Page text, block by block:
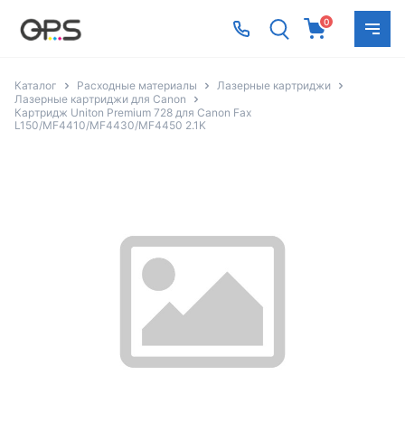
0
Каталог Расходные материалы
Лазерные картриджи
Лазерные картриджи для Canon
Картридж Uniton Premium 728 для Canon Fax
L150/MF4410/MF4430/MF4450 2.1K